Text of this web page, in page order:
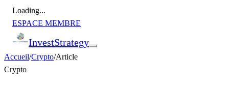
Loading...
ESPACE MEMBRE
InvestStrategy
Accueil/Crypto/Article
Crypto